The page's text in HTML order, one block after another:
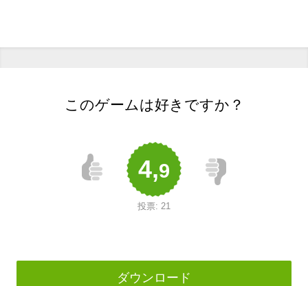
このゲームは好きですか？
4,9
投票: 21
ダウンロード